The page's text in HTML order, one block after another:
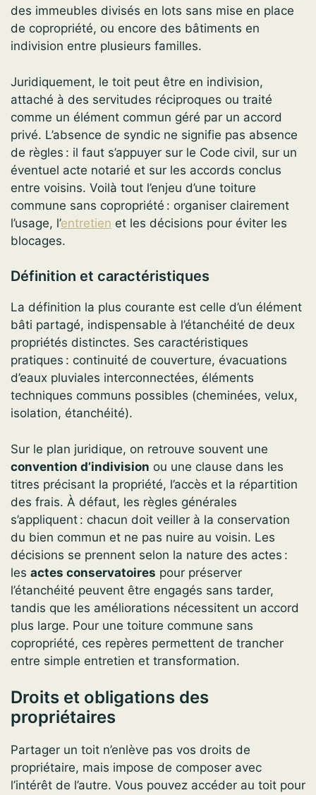
des immeubles divisés en lots sans mise en place
de copropriété, ou encore des bâtiments en
indivision entre plusieurs familles.
Juridiquement, le toit peut être en indivision,
attaché à des servitudes réciproques ou traité
comme un élément commun géré par un accord
privé. L’absence de syndic ne signifie pas absence
de règles : il faut s’appuyer sur le Code civil, sur un
éventuel acte notarié et sur les accords conclus
entre voisins. Voilà tout l’enjeu d’une toiture
commune sans copropriété : organiser clairement
l’usage, l’entretien et les décisions pour éviter les
blocages.
Définition et caractéristiques
La définition la plus courante est celle d’un élément
bâti partagé, indispensable à l’étanchéité de deux
propriétés distinctes. Ses caractéristiques
pratiques : continuité de couverture, évacuations
d’eaux pluviales interconnectées, éléments
techniques communs possibles (cheminées, velux,
isolation, étanchéité).
Sur le plan juridique, on retrouve souvent une
convention d’indivision ou une clause dans les
titres précisant la propriété, l’accès et la répartition
des frais. À défaut, les règles générales
s’appliquent : chacun doit veiller à la conservation
du bien commun et ne pas nuire au voisin. Les
décisions se prennent selon la nature des actes :
les actes conservatoires pour préserver
l’étanchéité peuvent être engagés sans tarder,
tandis que les améliorations nécessitent un accord
plus large. Pour une toiture commune sans
copropriété, ces repères permettent de trancher
entre simple entretien et transformation.
Droits et obligations des
propriétaires
Partager un toit n’enlève pas vos droits de
propriétaire, mais impose de composer avec
l’intérêt de l’autre. Vous pouvez accéder au toit pour